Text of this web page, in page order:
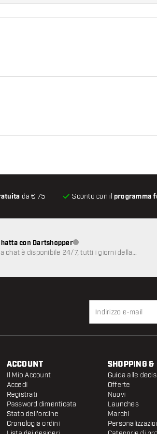
da € 75 Sconto con il programma
con DartshopperServizio clienti non disponibile
chat è disponibile 24/7, tutti i giorni della
ACCOUNT
Il Mio Account
Accedi
Registrati
Password dimenticata
Stato dell'ordine
Cronologia ordini
SHOPPING
Guida alle
Offerte
Nuovi
Launches
Marchi